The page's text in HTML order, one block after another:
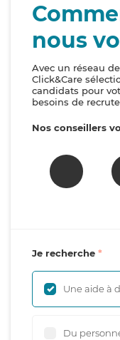
nous
Avec un réseau
Click&Care
candidats pour
besoins de
Nos conseillers
Je recherche
Une aide à
Du